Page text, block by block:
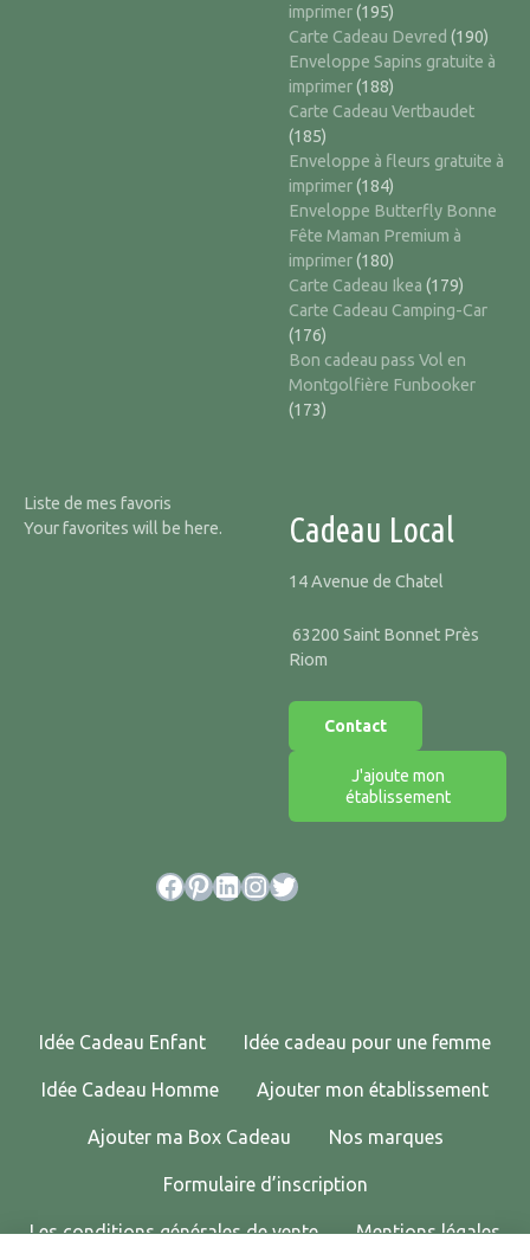
imprimer(195)
Carte Cadeau Devred (190)
Enveloppe Sapins gratuite à
imprimer(188)
Carte Cadeau Vertbaudet
(185)
Enveloppe à fleurs gratuite à
imprimer(184)
Enveloppe Butterfly Bonne
Fête Maman Premium à
imprimer(180)
Carte Cadeau Ikea (179)
Carte Cadeau Camping-Car
(176)
Bon cadeau pass Vol en
Montgolfière Funbooker
(173)
Liste de mes favoris
Your favorites will be here.
Cadeau Local
14 Avenue de Chatel
63200 Saint Bonnet Près
Riom
Contact
J'ajoute mon
établissement
Facebook Pinterest LinkedIn InstagramTwitter
Idée Cadeau Enfant Idée cadeau pour une femme
Idée Cadeau Homme Ajouter mon établissement
Ajouter ma Box Cadeau Nos marques
Formulaire d’inscription
Les conditions générales de vente Mentions légales